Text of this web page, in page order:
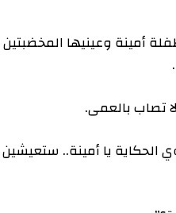
وعينيها المخضبتين
بالعمى.
يا أمينة.. ستعيشين